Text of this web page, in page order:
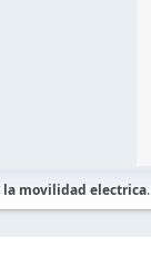
la movilidad electrica.